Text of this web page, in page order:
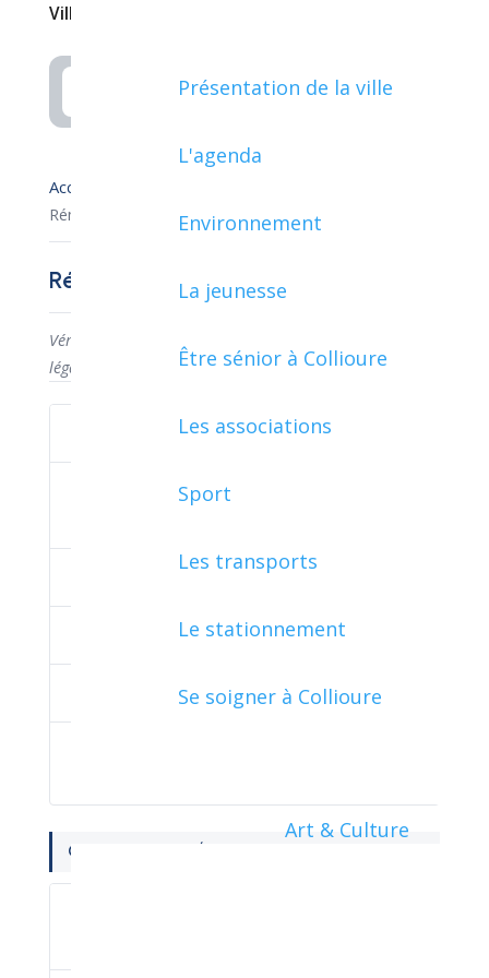
Présentation de la ville
L'agenda
Environnement
La jeunesse
Être sénior à Collioure
Les associations
Sport
Les transports
Le stationnement
Se soigner à Collioure
Art & Culture
Ville de Collioure
Rechercher
Accueil démarches
Rémunération dans le secteur privé
Rémunération dans le secteur privé
Vérifié le
légale et administrative
Salaire, primes et avantages
Smic (salaire minimum
Fiche de paie
Cotisations salariales
QUESTIONS ? RÉPONSES !